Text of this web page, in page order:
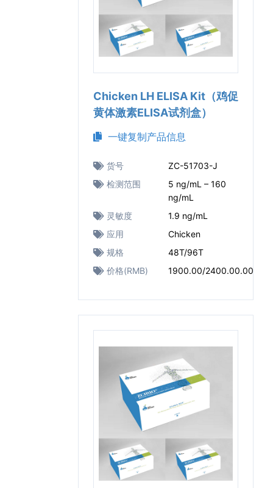
Chicken LH ELISA Kit（鸡促
黄体激素ELISA试剂盒）
一键复制产品信息
货号
ZC-51703-J
检测范围
5 ng/mL – 160
ng/mL
灵敏度
1.9 ng/mL
应用
Chicken
规格
48T/96T
价格(RMB)
1900.00/2400.00.00